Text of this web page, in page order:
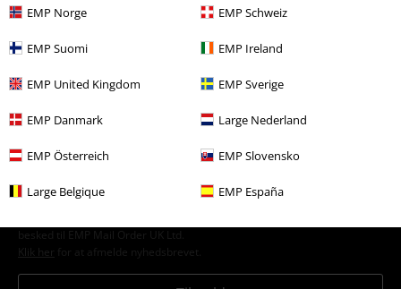
EMP Norge EMP Schweiz
EMP Suomi EMP Ireland
EMP United Kingdom EMP Sverige
EMP Danmark Large Nederland
EMP Österreich EMP Slovensko
Large Belgique EMP España
Tilmeld dig nu og få en rabatkode på 15%! Mere
jegaccepterer, at EMP Mail Order UK Ltd må behandle mine
personoplysninger til at sende mig regelmæssige opdateringer om deres
produkter. Mine personoplysninger vil blive behandlet i
overensstemmelse med bestemmelserne iData Privacy Policy
besked til EMP Mail Order UK Ltd.
Klik her
for at afmelde nyhedsbrevet.